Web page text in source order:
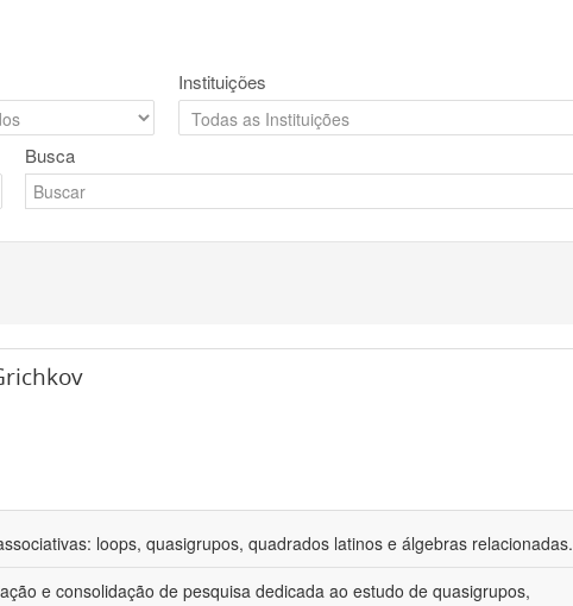
Instituições
Busca
loops, quasigrupos, quadrados latinos e álgebras relacionadas.
e consolidação de pesquisa dedicada ao estudo de quasigrupos,